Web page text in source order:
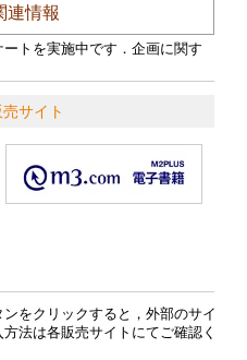
連情報
トを実施中です．企画に関す
サイト
をクリックすると，外部のサイ
法は各販売サイトにてご確認く